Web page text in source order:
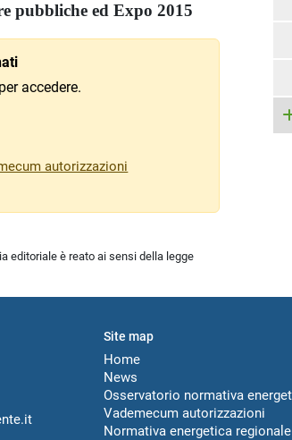
pubbliche ed Expo 2015
per accedere.
autorizzazioni
editoriale è reato ai sensi della legge
Site map
Home
News
Osservatorio normativa
Vademecum autorizzazioni
Normativa energetica regionale